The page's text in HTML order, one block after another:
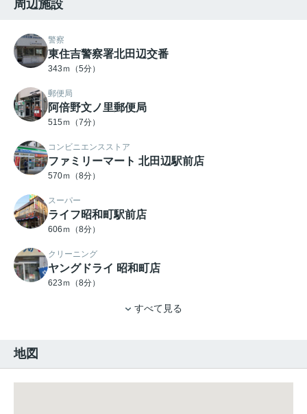
周辺施設
警察
東住吉警察署北田辺交番
343ｍ（5分）
郵便局
阿倍野文ノ里郵便局
515ｍ（7分）
コンビニエンスストア
ファミリーマート 北田辺駅前店
570ｍ（8分）
スーパー
ライフ昭和町駅前店
606ｍ（8分）
クリーニング
ヤングドライ 昭和町店
623ｍ（8分）
すべて見る
地図